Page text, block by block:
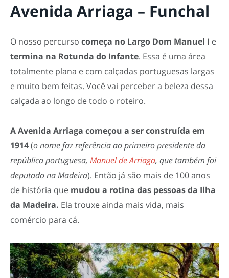
Avenida Arriaga – Funchal
O nosso percurso começa no Largo Dom Manuel I e
termina na Rotunda do Infante. Essa é uma área
totalmente plana e com calçadas portuguesas largas
e muito bem feitas. Você vai perceber a beleza dessa
calçada ao longo de todo o roteiro.
A Avenida Arriaga começou a ser construída em
1914(o nome faz referência ao primeiro presidente da
república portuguesa, Manuel de Arriaga, que também foi
deputado na Madeira). Então já são mais de 100 anos
de história que mudou a rotina das pessoas da Ilha
da Madeira. Ela trouxe ainda mais vida, mais
comércio para cá.